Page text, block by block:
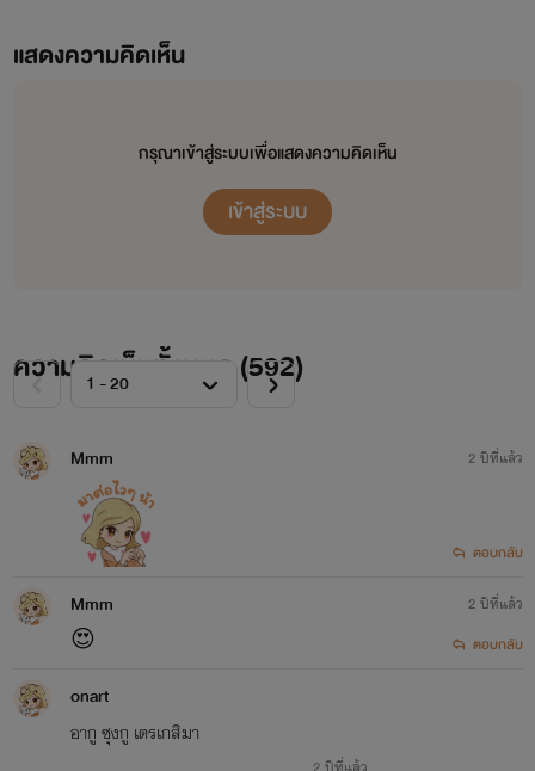
แสดงความคิดเห็น
กรุณาเข้าสู่ระบบเพื่อแสดงความคิดเห็น
เข้าสู่ระบบ
ความคิดเห็นทั้งหมด (592)
Mmm 2 ปีที่แล้ว
ตอบกลับ
Mmm
😍
2 ปีที่แล้ว
ตอบกลับ
onart
อากู ซุงกู เตรเกสิมา